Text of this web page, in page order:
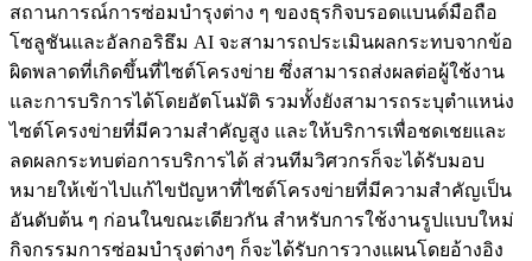
สถานการณ์การซ่อมบำรุงต่าง ๆ ของธุรกิจบรอดแบนด์มือถือ
โซลูชันและอัลกอริธึม AI จะสามารถประเมินผลกระทบจากข้อ
ผิดพลาดที่เกิดขึ้นที่ไซต์โครงข่าย ซึ่งสามารถส่งผลต่อผู้ใช้งาน
และการบริการได้โดยอัตโนมัติ รวมทั้งยังสามารถระบุตำแหน่ง
ไซต์โครงข่ายที่มีความสำคัญสูง และให้บริการเพื่อชดเชยและ
ลดผลกระทบต่อการบริการได้ ส่วนทีมวิศวกรก็จะได้รับมอบ
หมายให้เข้าไปแก้ไขปัญหาที่ไซต์โครงข่ายที่มีความสำคัญเป็น
อันดับต้น ๆ ก่อนในขณะเดียวกัน สำหรับการใช้งานรูปแบบใหม่
กิจกรรมการซ่อมบำรุงต่างๆ ก็จะได้รับการวางแผนโดยอ้างอิง